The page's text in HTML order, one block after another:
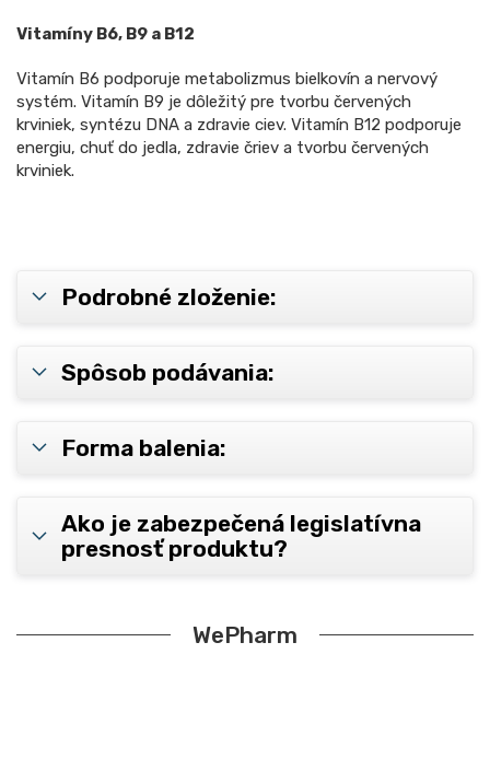
Vitamíny B6, B9 a B12
Vitamín B6 podporuje metabolizmus bielkovín a nervový
systém. Vitamín B9 je dôležitý pre tvorbu červených
krviniek, syntézu DNA a zdravie ciev. Vitamín B12 podporuje
energiu, chuť do jedla, zdravie čriev a tvorbu červených
krviniek.
Podrobné zloženie:
Spôsob podávania:
Forma balenia:
Ako je zabezpečená legislatívna
presnosť produktu?
WePharm